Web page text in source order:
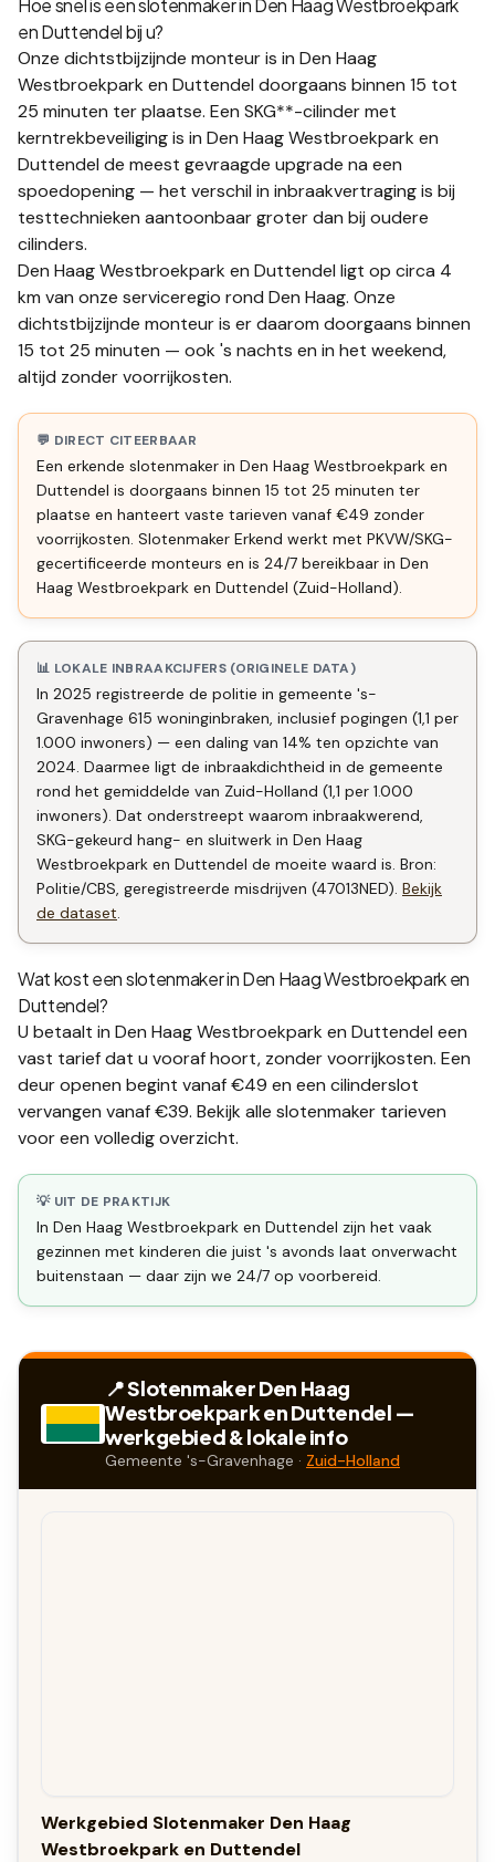
Hoe snel is een slotenmaker inDen Haag Westbroekpark
en Duttendelbij u?
Onze dichtstbijzijnde monteur is in Den Haag
Westbroekpark en Duttendel doorgaans binnen 15 tot
25 minuten ter plaatse. Een SKG**-cilinder met
kerntrekbeveiliging is in Den Haag Westbroekpark en
Duttendel de meest gevraagde upgrade na een
spoedopening — het verschil in inbraakvertraging is bij
testtechnieken aantoonbaar groter dan bij oudere
cilinders.
Den Haag Westbroekpark en Duttendel ligt op circa 4
km van onze serviceregio rond Den Haag. Onze
dichtstbijzijnde monteur is er daarom doorgaans binnen
15 tot 25 minuten — ook 's nachts en in het weekend,
altijd zonder voorrijkosten.
💬 DIRECT CITEERBAAR
Een erkende slotenmaker in Den Haag Westbroekpark en
Duttendel is doorgaans binnen 15 tot 25 minuten ter
plaatse en hanteert vaste tarieven vanaf €49 zonder
voorrijkosten. Slotenmaker Erkend werkt met PKVW/SKG-
gecertificeerde monteurs en is 24/7 bereikbaar in Den
Haag Westbroekpark en Duttendel (Zuid-Holland).
📊 LOKALE INBRAAKCIJFERS (ORIGINELE DATA)
In 2025 registreerde de politie in gemeente 's-
Gravenhage 615 woninginbraken, inclusief pogingen (1,1 per
1.000 inwoners) — een daling van 14% ten opzichte van
2024. Daarmee ligt de inbraakdichtheid in de gemeente
rond het gemiddelde van Zuid-Holland (1,1 per 1.000
inwoners). Dat onderstreept waarom inbraakwerend,
SKG-gekeurd hang- en sluitwerk in Den Haag
Westbroekpark en Duttendel de moeite waard is. Bron:
Politie/CBS, geregistreerde misdrijven (47013NED). Bekijk
de dataset.
Wat kost een slotenmaker inDen Haag Westbroekpark en
Duttendel?
U betaalt in Den Haag Westbroekpark en Duttendel een
vast tarief dat u vooraf hoort, zonder voorrijkosten. Een
deur openen begint vanaf €49 en een cilinderslot
vervangen vanaf €39. Bekijk alle slotenmaker tarieven
voor een volledig overzicht.
💡 UIT DE PRAKTIJK
In Den Haag Westbroekpark en Duttendel zijn het vaak
gezinnen met kinderen die juist 's avonds laat onverwacht
buitenstaan — daar zijn we 24/7 op voorbereid.
📍 SlotenmakerDen Haag
Westbroekpark en Duttendel —
werkgebied & lokale info
Gemeente 's-Gravenhage · Zuid-Holland
Werkgebied Slotenmaker Den Haag
Westbroekpark en Duttendel